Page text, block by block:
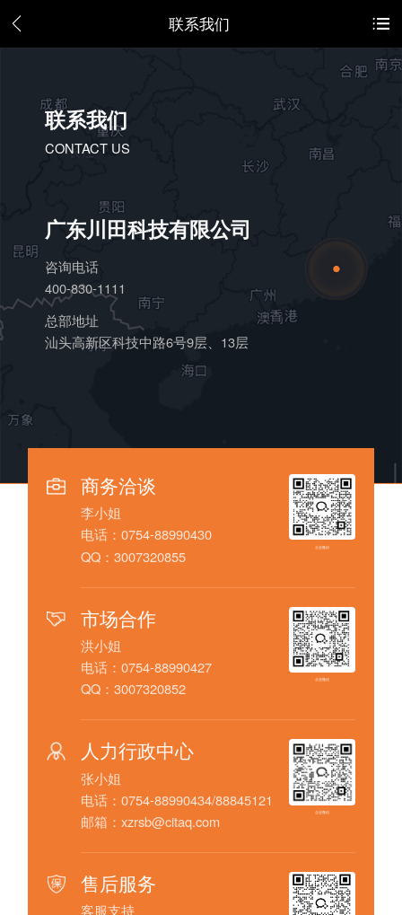
联系我们
联系我们
CONTACT US
广东川田科技有限公司
咨询电话
400-830-1111
总部地址
汕头高新区科技中路6号9层、13层
商务洽谈
李小姐
电话：0754-88990430
QQ：3007320855
企业微信
市场合作
洪小姐
电话：0754-88990427
QQ：3007320852
企业微信
人力行政中心
张小姐
电话：0754-88990434/88845121
邮箱：xzrsb@citaq.com
企业微信
售后服务
客服支持